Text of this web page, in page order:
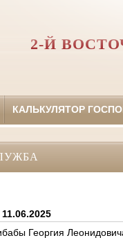
2-Й
КАЛЬКУЛЯТОР
Георгия